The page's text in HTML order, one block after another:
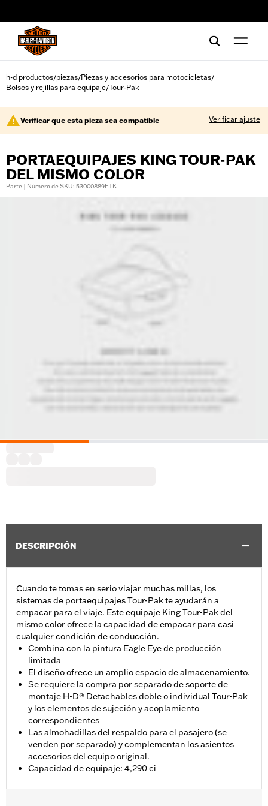
h-d productos/piezas/Piezas y accesorios para motocicletas/
Bolsos y rejillas para equipaje/Tour-Pak
Verificar que esta pieza sea compatible Verificar ajuste
PORTAEQUIPAJES KING TOUR-PAK
DEL MISMO COLOR
Parte | Número de SKU: 53000889ETK
DESCRIPCIÓN
Cuando te tomas en serio viajar muchas millas, los
sistemas de portaequipajes Tour-Pak te ayudarán a
empacar para el viaje. Este equipaje King Tour-Pak del
mismo color ofrece la capacidad de empacar para casi
cualquier condición de conducción.
Combina con la pintura Eagle Eye de producción
limitada
El diseño ofrece un amplio espacio de almacenamiento.
Se requiere la compra por separado de soporte de
montaje H-D® Detachables doble o individual Tour-Pak
y los elementos de sujeción y acoplamiento
correspondientes
Las almohadillas del respaldo para el pasajero (se
venden por separado) y complementan los asientos
accesorios del equipo original.
Capacidad de equipaje: 4,290 ci